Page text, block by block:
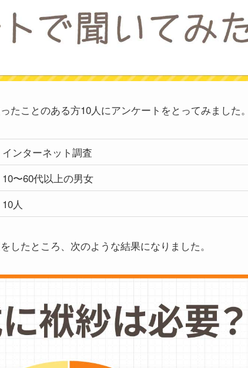
たことのある方10人にアンケートをとってみました。
インターネット調査
10〜60代以上の男女
10人
したところ、次のような結果になりました。